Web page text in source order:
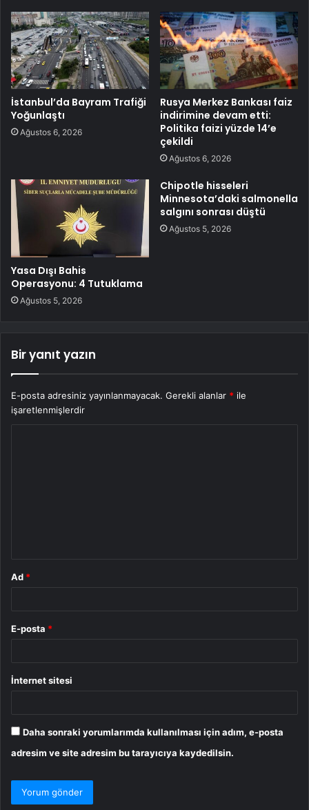
İstanbul’da Bayram Trafiği
Yoğunlaştı
Ağustos 6, 2026
Rusya Merkez Bankası faiz
indirimine devam etti:
Politika faizi yüzde 14’e
çekildi
Ağustos 6, 2026
Yasa Dışı Bahis
Operasyonu: 4 Tutuklama
Ağustos 5, 2026
Chipotle hisseleri
Minnesota’daki salmonella
salgını sonrası düştü
Ağustos 5, 2026
Bir yanıt yazın
E-posta adresiniz yayınlanmayacak. Gerekli alanlar * ile
işaretlenmişlerdir
Ad *
E-posta *
İnternet sitesi
Daha sonraki yorumlarımda kullanılması için adım, e-posta
adresim ve site adresim bu tarayıcıya kaydedilsin.